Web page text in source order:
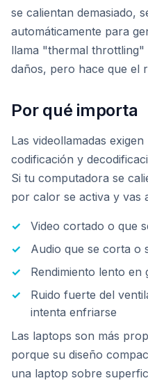
se calientan demasiado,
automáticamente para
llama "thermal
daños, pero hace que el
Por qué importa
Las videollamadas
codificación y
Si tu computadora se
por calor se activa y vas
Video cortado o que
Audio que se corta o
Rendimiento lento en
Ruido fuerte del
intenta enfriarse
Las laptops son más
porque su diseño
una laptop sobre